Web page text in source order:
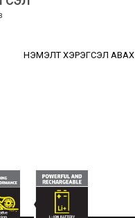
НЭМЭЛТ ХЭРЭГСЭЛ АВАХ